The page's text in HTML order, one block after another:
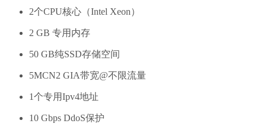
2个CPU核心（Intel Xeon）
2 GB 专用内存
50 GB纯SSD存储空间
5MCN2 GIA带宽@不限流量
1个专用Ipv4地址
10 Gbps DdoS保护